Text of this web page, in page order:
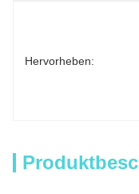
Hervorheben: